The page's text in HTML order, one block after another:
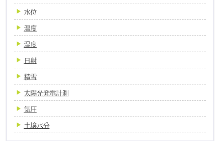
水位
温度
湿度
日射
積雪
太陽光発電計測
気圧
土壌水分